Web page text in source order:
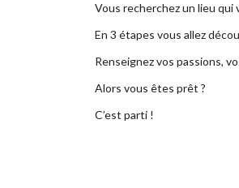
Vous recherchez un lieu qui
En 3 étapes vous allez
Renseignez vos passions,
Alors vous êtes prêt ?
C’est parti !